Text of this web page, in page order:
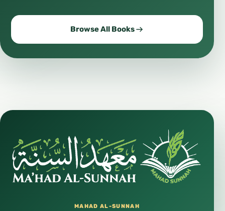
Browse All Books
MAHAD AL-SUNNAH